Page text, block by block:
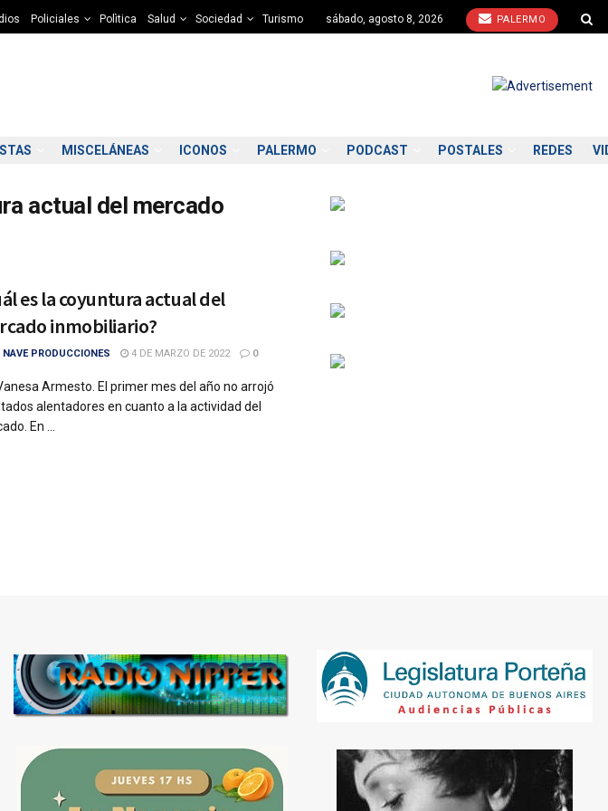
Policiales Polìtica Salud Sociedad Turismo sábado, agosto 8, 2026 PALERMO
MISCELÁNEAS ICONOS PALERMO PODCAST POSTALES REDES
actual del mercado
es la coyuntura actual del
inmobiliario?
NAVE PRODUCCIONES 4 DE MARZO DE 2022 0
Armesto. El primer mes del año no arrojó
alentadores en cuanto a la actividad del
En ...